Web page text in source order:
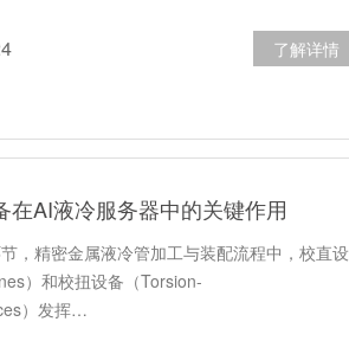
了解详情
在AI液冷服务器中的关键作用
，精密金属液冷管加工与装配流程中，校直设
）和校扭设备（Torsion-
）发挥…